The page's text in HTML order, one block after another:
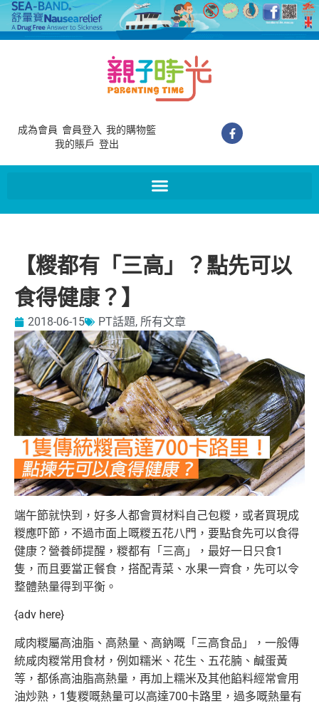
成為會員 會員登入 我的購物籃
我的賬戶 登出
【糉都有「三高」？點先可以
食得健康？】
2018-06-15 PT話題, 所有文章
端午節就快到，好多人都會買材料自己包糉，或者買現成
糉應吓節，不過市面上嘅糉五花八門，要點食先可以食得
健康？營養師提醒，糉都有「三高」， 最好一日只食1
隻，而且要當正餐食，搭配青菜、水果一齊食，先可以令
整體熱量得到平衡。
{adv here}
咸肉糉屬高油脂、高熱量、高鈉嘅「三高食品」，一般傳
統咸肉糉常用食材，例如糯米、花生、五花腩、鹹蛋黃
等，都係高油脂高熱量，再加上糯米及其他餡料經常會用
油炒熟，1隻糉嘅熱量可以高達700卡路里，過多嘅熱量有